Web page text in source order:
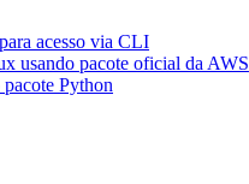
acesso via CLI
usando pacote oficial da AWS
Python